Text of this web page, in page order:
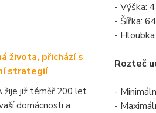
života, přichází s
strategií
žije již téměř 200 let
domácnosti a
- Výška:
- Šířka:
-
Rozteč
-
-